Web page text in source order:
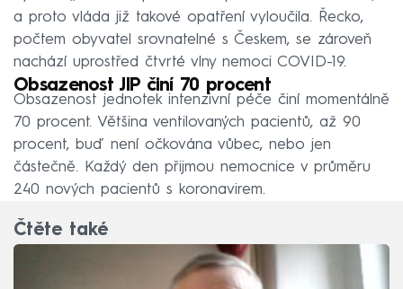
a proto vláda již takové opatření vyloučila. Řecko,
počtem obyvatel srovnatelné s Českem, se zároveň
nachází uprostřed čtvrté vlny nemoci COVID-19.
Obsazenost JIP činí 70 procent
Obsazenost jednotek intenzivní péče činí momentálně
70 procent. Většina ventilovaných pacientů, až 90
procent, buď není očkována vůbec, nebo jen
částečně. Každý den přijmou nemocnice v průměru
240 nových pacientů s koronavirem.
Čtěte také